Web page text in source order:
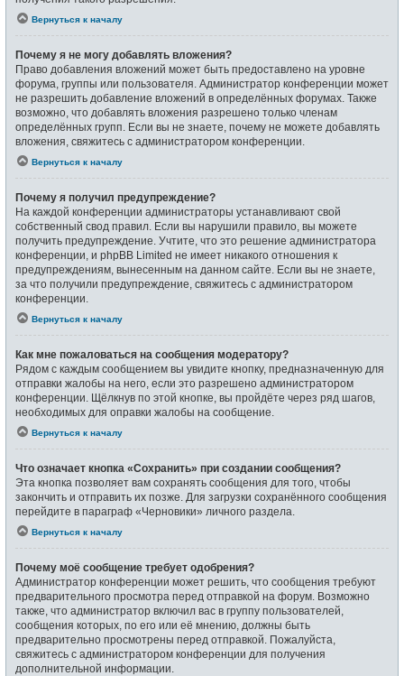
Вернуться к началу
Почему я не могу добавлять вложения?
Право добавления вложений может быть предоставлено на уровне
форума, группы или пользователя. Администратор конференции может
не разрешить добавление вложений в определённых форумах. Также
возможно, что добавлять вложения разрешено только членам
определённых групп. Если вы не знаете, почему не можете добавлять
вложения, свяжитесь с администратором конференции.
Вернуться к началу
Почему я получил предупреждение?
На каждой конференции администраторы устанавливают свой
собственный свод правил. Если вы нарушили правило, вы можете
получить предупреждение. Учтите, что это решение администратора
конференции, и phpBB Limited не имеет никакого отношения к
предупреждениям, вынесенным на данном сайте. Если вы не знаете,
за что получили предупреждение, свяжитесь с администратором
конференции.
Вернуться к началу
Как мне пожаловаться на сообщения модератору?
Рядом с каждым сообщением вы увидите кнопку, предназначенную для
отправки жалобы на него, если это разрешено администратором
конференции. Щёлкнув по этой кнопке, вы пройдёте через ряд шагов,
необходимых для оправки жалобы на сообщение.
Вернуться к началу
Что означает кнопка «Сохранить» при создании сообщения?
Эта кнопка позволяет вам сохранять сообщения для того, чтобы
закончить и отправить их позже. Для загрузки сохранённого сообщения
перейдите в параграф «Черновики» личного раздела.
Вернуться к началу
Почему моё сообщение требует одобрения?
Администратор конференции может решить, что сообщения требуют
предварительного просмотра перед отправкой на форум. Возможно
также, что администратор включил вас в группу пользователей,
сообщения которых, по его или её мнению, должны быть
предварительно просмотрены перед отправкой. Пожалуйста,
свяжитесь с администратором конференции для получения
дополнительной информации.